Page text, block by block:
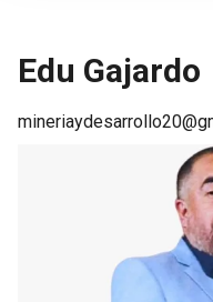
Edu Gajardo